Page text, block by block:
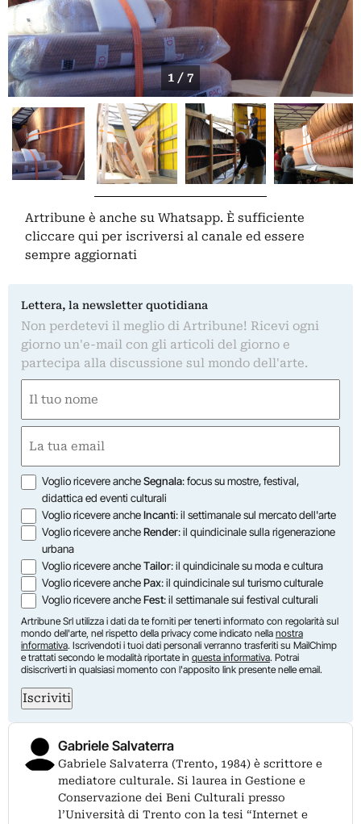
1 / 7
Artribune è anche su Whatsapp. È sufficiente
cliccare qui per iscriversi al canale ed essere
sempre aggiornati
Lettera, la newsletter quotidiana
Non perdetevi il meglio di Artribune! Ricevi ogni
giorno un'e-mail con gli articoli del giorno e
partecipa alla discussione sul mondo dell'arte.
(Obbligatorio)
Nome
(Obbligatorio)
Opzioni
Voglio ricevere ancheSegnala: focus su mostre, festival,
didattica ed eventi culturali
Voglio ricevere ancheIncanti: il settimanale sul mercato dell'arte
Voglio ricevere ancheRender: il quindicinale sulla rigenerazione
urbana
Voglio ricevere ancheTailor: il quindicinale su moda e cultura
Voglio ricevere anchePax: il quindicinale sul turismo culturale
Voglio ricevere ancheFest: il settimanale sui festival culturali
Artribune Srl utilizza i dati da te forniti per tenerti informato con regolarità sul
mondo dell'arte, nel rispetto della privacy come indicato nella nostra
informativa. Iscrivendoti i tuoi dati personali verranno trasferiti su MailChimp
e trattati secondo le modalità riportate in questa informativa. Potrai
disiscriverti in qualsiasi momento con l'apposito link presente nelle email.
Iscriviti
Gabriele Salvaterra
Gabriele Salvaterra (Trento, 1984) è scrittore e
mediatore culturale. Si laurea in Gestione e
Conservazione dei Beni Culturali presso
l’Università di Trento con la tesi “Internet e